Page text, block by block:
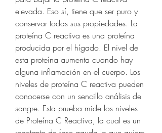
elevada. Eso sí, tiene que ser puro y
conservar todas sus propiedades. La
proteína C reactiva es una proteína
producida por el hígado. El nivel de
esta proteína aumenta cuando hay
alguna inflamación en el cuerpo. Los
niveles de proteína C reactiva pueden
conocerse con un sencillo análisis de
sangre. Esta prueba mide los niveles
de Proteína C Reactiva, la cual es un